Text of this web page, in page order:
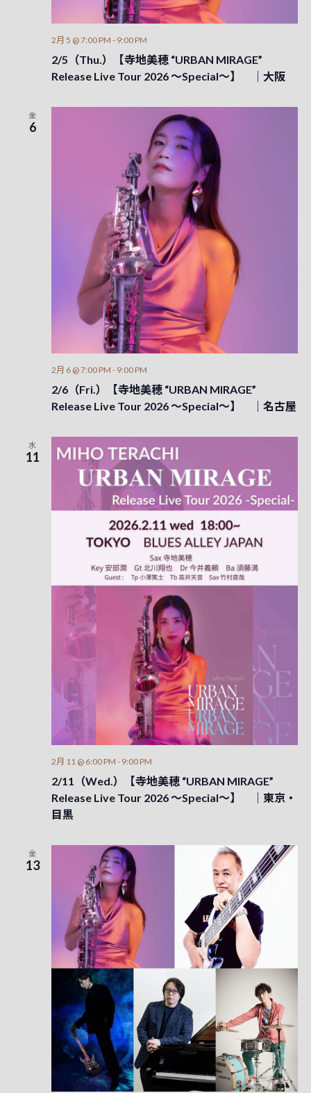
2/5（Thu.）【寺地美穂 “URBAN MIRAGE”
Release Live Tour 2026 ～Special～】 ｜大阪
2月 5 @ 7:00 PM - 9:00 PM
金
6
2/6（Fri.）【寺地美穂 “URBAN MIRAGE”
Release Live Tour 2026 ～Special～】 ｜名古屋
2月 6 @ 7:00 PM - 9:00 PM
水
11
2/11（Wed.）【寺地美穂 “URBAN MIRAGE”
Release Live Tour 2026 ～Special～】 ｜東京・
目黒
2月 11 @ 6:00 PM - 9:00 PM
金
13